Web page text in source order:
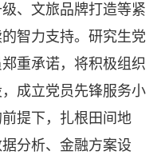
、文旅品牌打造等紧
智力支持。研究生党
重承诺，将积极组织
成立党员先锋服务小
提下，扎根田间地
分析、金融方案设